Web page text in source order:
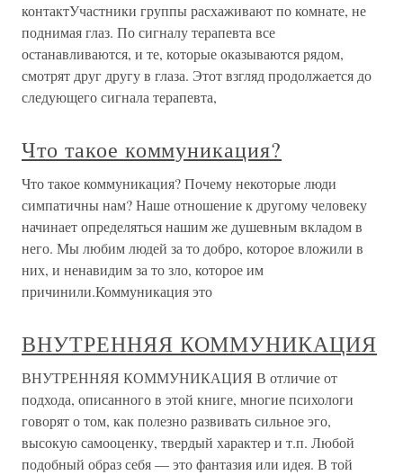
контактУчастники группы расхаживают по комнате, не
поднимая глаз. По сигналу терапевта все
останавливаются, и те, которые оказываются рядом,
смотрят друг другу в глаза. Этот взгляд продолжается до
следующего сигнала терапевта,
Что такое коммуникация?
Что такое коммуникация? Почему некоторые люди
симпатичны нам? Наше отношение к другому человеку
начинает определяться нашим же душевным вкладом в
него. Мы любим людей за то добро, которое вложили в
них, и ненавидим за то зло, которое им
причинили.Коммуникация это
ВНУТРЕННЯЯ КОММУНИКАЦИЯ
ВНУТРЕННЯЯ КОММУНИКАЦИЯ В отличие от
подхода, описанного в этой книге, многие психологи
говорят о том, как полезно развивать сильное эго,
высокую самооценку, твердый характер и т.п. Любой
подобный образ себя — это фантазия или идея. В той